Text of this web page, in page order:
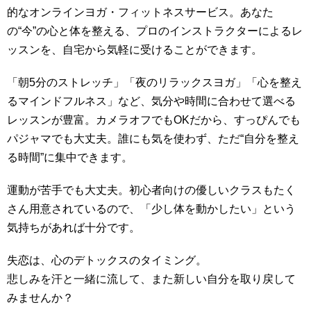
的なオンラインヨガ・フィットネスサービス。あなた
の“今”の心と体を整える、プロのインストラクターによるレ
ッスンを、自宅から気軽に受けることができます。
「朝5分のストレッチ」「夜のリラックスヨガ」「心を整え
るマインドフルネス」など、気分や時間に合わせて選べる
レッスンが豊富。カメラオフでもOKだから、すっぴんでも
パジャマでも大丈夫。誰にも気を使わず、ただ“自分を整え
る時間”に集中できます。
運動が苦手でも大丈夫。初心者向けの優しいクラスもたく
さん用意されているので、「少し体を動かしたい」という
気持ちがあれば十分です。
失恋は、心のデトックスのタイミング。
悲しみを汗と一緒に流して、また新しい自分を取り戻して
みませんか？